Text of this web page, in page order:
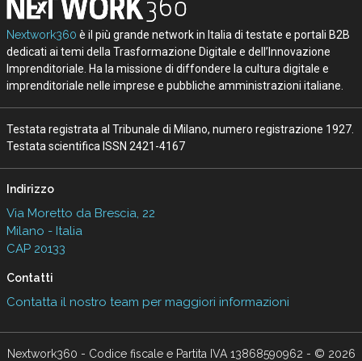
Nextwork360 è il più grande network in Italia di testate e portali B2B
dedicati ai temi della Trasformazione Digitale e dell’Innovazione
Imprenditoriale. Ha la missione di diffondere la cultura digitale e
imprenditoriale nelle imprese e pubbliche amministrazioni italiane.
Testata registrata al Tribunale di Milano, numero registrazione 1927.
Testata scientifica ISSN 2421-4167
Indirizzo
Via Moretto da Brescia, 22
Milano - Italia
CAP 20133
Contatti
Contatta il nostro team per maggiori informazioni
Nextwork360 - Codice fiscale e Partita IVA 13868590962 - © 2026